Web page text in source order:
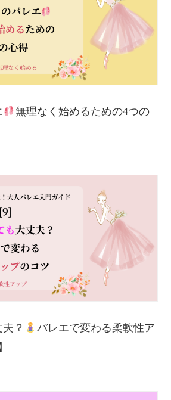
無理なく始めるための4つの
？
バレエで変わる柔軟性ア